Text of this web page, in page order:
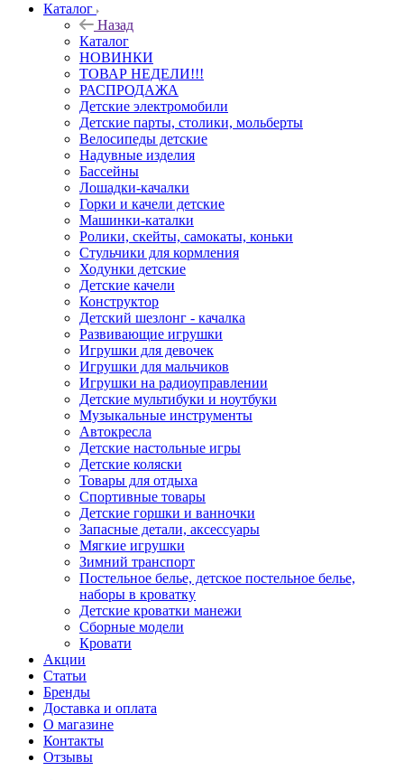
Каталог
Назад
Каталог
НОВИНКИ
ТОВАР НЕДЕЛИ!!!
РАСПРОДАЖА
Детские электромобили
Детские парты, столики, мольберты
Велосипеды детские
Надувные изделия
Бассейны
Лошадки-качалки
Горки и качели детские
Машинки-каталки
Ролики, скейты, самокаты, коньки
Стульчики для кормления
Ходунки детские
Детские качели
Конструктор
Детский шезлонг - качалка
Развивающие игрушки
Игрушки для девочек
Игрушки для мальчиков
Игрушки на радиоуправлении
Детские мультибуки и ноутбуки
Музыкальные инструменты
Автокресла
Детские настольные игры
Детские коляски
Товары для отдыха
Спортивные товары
Детские горшки и ванночки
Запасные детали, аксессуары
Мягкие игрушки
Зимний транспорт
Постельное белье, детское постельное белье,
наборы в кроватку
Детские кроватки манежи
Сборные модели
Кровати
Акции
Статьи
Бренды
Доставка и оплата
О магазине
Контакты
Отзывы